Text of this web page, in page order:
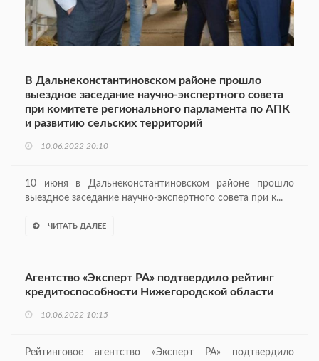
В Дальнеконстантиновском районе прошло
выездное заседание научно-экспертного совета
при комитете регионального парламента по АПК
и развитию сельских территорий
10.06.2022 20:10
10 июня в Дальнеконстантиновском районе прошло
выездное заседание научно-экспертного совета при к...
ЧИТАТЬ ДАЛЕЕ
Агентство «Эксперт РА» подтвердило рейтинг
кредитоспособности Нижегородской области
10.06.2022 10:15
Рейтинговое агентство «Эксперт РА» подтвердило